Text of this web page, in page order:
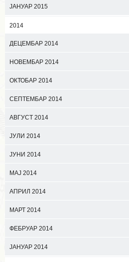
ЈАНУАР 2015
2014
ДЕЦЕМБАР 2014
НОВЕМБАР 2014
ОКТОБАР 2014
СЕПТЕМБАР 2014
АВГУСТ 2014
ЈУЛИ 2014
ЈУНИ 2014
МАЈ 2014
АПРИЛ 2014
МАРТ 2014
ФЕБРУАР 2014
ЈАНУАР 2014